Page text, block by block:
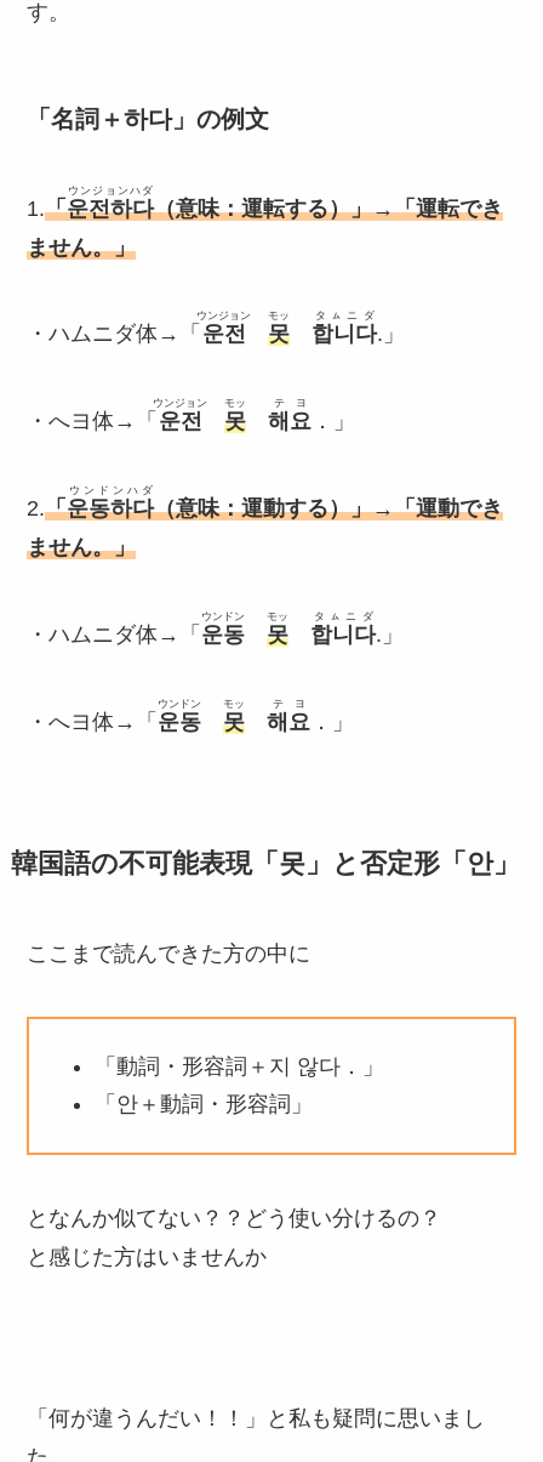
す。
「名詞＋하다」の例文
1.「운전하다
ウンジョンハダ
（意味：運転する）」→「運転でき
ません。」
・ハムニダ体→「 운전
ウンジョン
못
モッ
합니다
タㇺニダ
.」
・へヨ体→「 운전
ウンジョン
못
モッ
해요
テヨ
．」
2.「운동하다
ウンドンハダ
（意味：運動する）」→「運動でき
ません。」
・ハムニダ体→「 운동
ウンドン
못
モッ
합니다
タㇺニダ
.」
・へヨ体→「 운동
ウンドン
못
モッ
해요
テヨ
．」
韓国語の不可能表現「못」と否定形「안」
ここまで読んできた方の中に
「動詞・形容詞＋지 않다．」
「안＋動詞・形容詞」
となんか似てない？？どう使い分けるの？
と感じた方はいませんか
「何が違うんだい！！」と私も疑問に思いまし